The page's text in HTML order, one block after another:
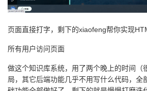
页面直接打字，剩下的xiaofeng帮你实现
所有用户访问页面
做这个知识库系统，用了两个晚上的时间（
局，其它后端功能几乎不用写什么代码，全